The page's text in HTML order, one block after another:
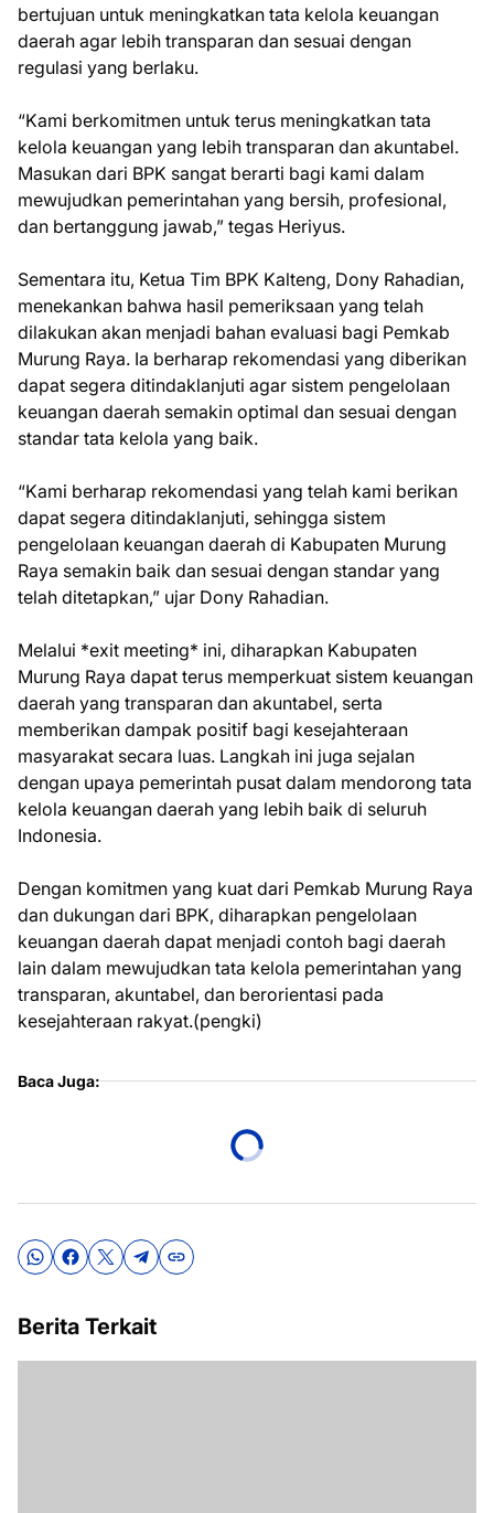
bertujuan untuk meningkatkan tata kelola keuangan
daerah agar lebih transparan dan sesuai dengan
regulasi yang berlaku.
“Kami berkomitmen untuk terus meningkatkan tata
kelola keuangan yang lebih transparan dan akuntabel.
Masukan dari BPK sangat berarti bagi kami dalam
mewujudkan pemerintahan yang bersih, profesional,
dan bertanggung jawab,” tegas Heriyus.
Sementara itu, Ketua Tim BPK Kalteng, Dony Rahadian,
menekankan bahwa hasil pemeriksaan yang telah
dilakukan akan menjadi bahan evaluasi bagi Pemkab
Murung Raya. Ia berharap rekomendasi yang diberikan
dapat segera ditindaklanjuti agar sistem pengelolaan
keuangan daerah semakin optimal dan sesuai dengan
standar tata kelola yang baik.
“Kami berharap rekomendasi yang telah kami berikan
dapat segera ditindaklanjuti, sehingga sistem
pengelolaan keuangan daerah di Kabupaten Murung
Raya semakin baik dan sesuai dengan standar yang
telah ditetapkan,” ujar Dony Rahadian.
Melalui *exit meeting* ini, diharapkan Kabupaten
Murung Raya dapat terus memperkuat sistem keuangan
daerah yang transparan dan akuntabel, serta
memberikan dampak positif bagi kesejahteraan
masyarakat secara luas. Langkah ini juga sejalan
dengan upaya pemerintah pusat dalam mendorong tata
kelola keuangan daerah yang lebih baik di seluruh
Indonesia.
Dengan komitmen yang kuat dari Pemkab Murung Raya
dan dukungan dari BPK, diharapkan pengelolaan
keuangan daerah dapat menjadi contoh bagi daerah
lain dalam mewujudkan tata kelola pemerintahan yang
transparan, akuntabel, dan berorientasi pada
kesejahteraan rakyat.(pengki)
Baca Juga:
Berita Terkait